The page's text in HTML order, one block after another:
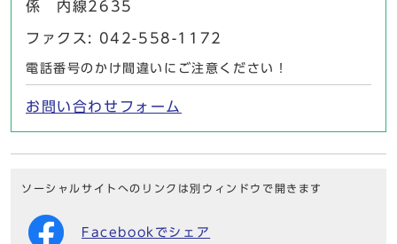
係 内線2635
ファクス: 042-558-1172
電話番号のかけ間違いにご注意ください！
お問い合わせフォーム
ソーシャルサイトへのリンクは別ウィンドウで開きます
Facebookでシェア